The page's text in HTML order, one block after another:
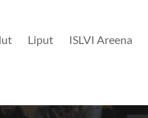
Liput ISLVI Areena